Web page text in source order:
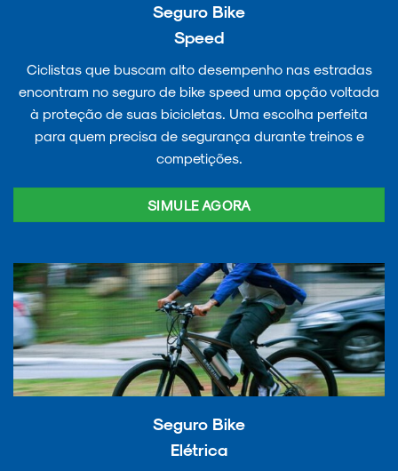
Seguro Bike
Speed
Ciclistas que buscam alto desempenho nas estradas
encontram no seguro de bike speed uma opção voltada
à proteção de suas bicicletas. Uma escolha perfeita
para quem precisa de segurança durante treinos e
competições.
SIMULE AGORA
Seguro Bike
Elétrica